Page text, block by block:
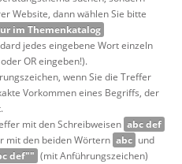
Website, dann wählen Sie bitte
im Themenkatalog
jedes eingebene Wort einzeln
OR eingeben!).
wenn Sie die Treffer
Vorkommen eines Begriffs, der
mit den Schreibweisen abc def
mit den beiden Wörtern abc und
def"" (mit Anführungszeichen)